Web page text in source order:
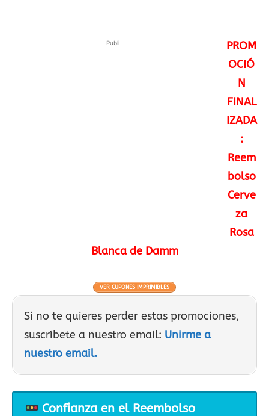
Publi
PROM
OCIÓ
N
FINAL
IZADA
:
Reem
bolso
Cerve
za
Rosa
Blanca de Damm
VER CUPONES IMPRIMIBLES
Si no te quieres perder estas promociones,
suscríbete a nuestro email: Unirme a
nuestro email.
Confianza en el Reembolso